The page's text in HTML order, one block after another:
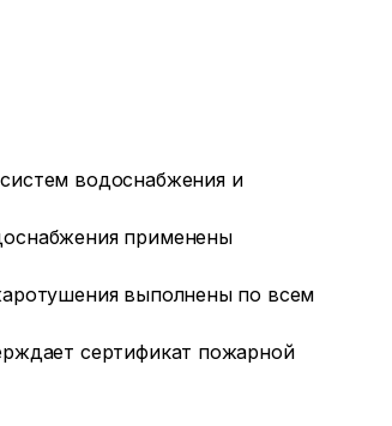
водоснабжения и
применены
выполнены по всем
сертификат пожарной